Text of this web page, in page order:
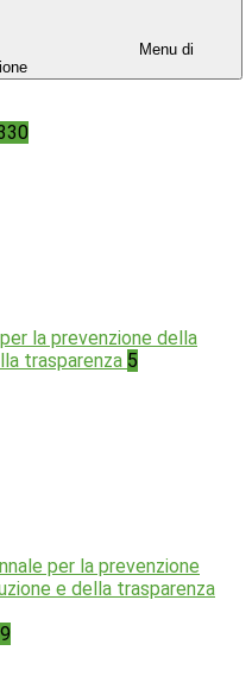
Menu di
la prevenzione della
trasparenza 5
per la prevenzione
e della trasparenza